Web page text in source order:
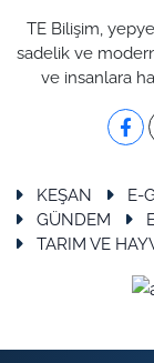
TE Bilişim,
sadelik ve
ve insanlara
KEŞAN E-
GÜNDEM
TARIM VE